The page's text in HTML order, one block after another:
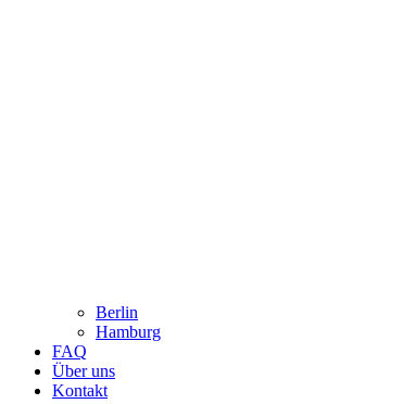
Berlin
Hamburg
FAQ
Über uns
Kontakt